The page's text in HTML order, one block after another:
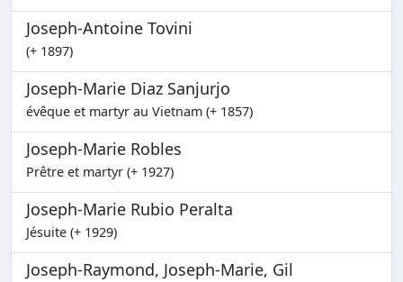
Joseph-Antoine Tovini
(+ 1897)
Joseph-Marie Diaz Sanjurjo
évêque et martyr au Vietnam (+ 1857)
Joseph-Marie Robles
Prêtre et martyr (+ 1927)
Joseph-Marie Rubio Peralta
Jésuite (+ 1929)
Joseph-Raymond, Joseph-Marie, Gil